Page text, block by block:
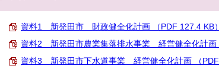
資料1 新発田市 財政健全化計画 （PDF 127.4 KB）
資料2 新発田市農業集落排水事業 経営健全化計画
資料3 新発田市下水道事業 経営健全化計画 （PDF